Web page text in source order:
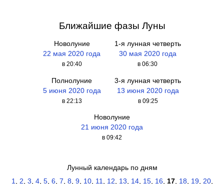
Ближайшие фазы Луны
Новолуние
22 мая 2020 года
в 20:40
1-я лунная четверть
30 мая 2020 года
в 06:30
Полнолуние
5 июня 2020 года
в 22:13
3-я лунная четверть
13 июня 2020 года
в 09:25
Новолуние
21 июня 2020 года
в 09:42
Лунный календарь по дням
1
2 3 4, 5, 6, 7 8 9, 10, 11 12 13 14, 15, 16, 17, 18 19, 20,